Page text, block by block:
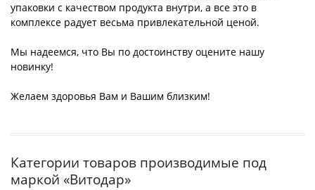
упаковки с качеством продукта внутри, а все это в
комплексе радует весьма привлекательной ценой.
Мы надеемся, что Вы по достоинству оцените нашу
новинку!
Желаем здоровья Вам и Вашим близким!
Категории товаров производимые под
маркой «Витодар»